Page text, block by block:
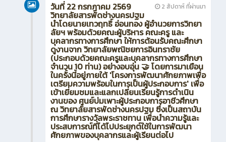
2 สัปดาห์ ที่ผ่านมา
วันที่ 22 กรกฎาคม 2569
วิทยาลัยสารพัดช่างนครปฐม
นำโดยนายเทวฤทธิ์ อ่อนทอง ผู้อำนวยการวิทยา
ลัยฯ พร้อมด้วยคณะผู้บริหาร คณะครู และ
บุคลากรทางการศึกษา ให้การต้อนรับคณะศึกษา
ดูงานจาก วิทยาลัยพณิชยการอินทราชัย
(ประกอบด้วยคณะครูและบุคลากรทางการศึกษา
จำนวน 10 ท่าน) อย่างอบอุ่น 🤝 โดยการมาเยือน
ในครั้งนี้อยู่ภายใต้ 'โครงการพัฒนาศักยภาพเพื่อ
เตรียมความพร้อมในการเป็นผู้ประกอบการ' เพื่อ
เข้าเยี่ยมชมและแลกเปลี่ยนเรียนรู้การดำเนิน
งานของ ศูนย์บ่มเพาะผู้ประกอบการอาชีวศึกษา
ณ วิทยาลัยสารพัดช่างนครปฐม ซึ่งเป็นสถาบัน
การศึกษารางวัลพระราชทาน เพื่อนำความรู้และ
ประสบการณ์ที่ได้ไปประยุกต์ใช้ในการพัฒนา
ศักยภาพของบุคลากรและผู้เรียนต่อไป